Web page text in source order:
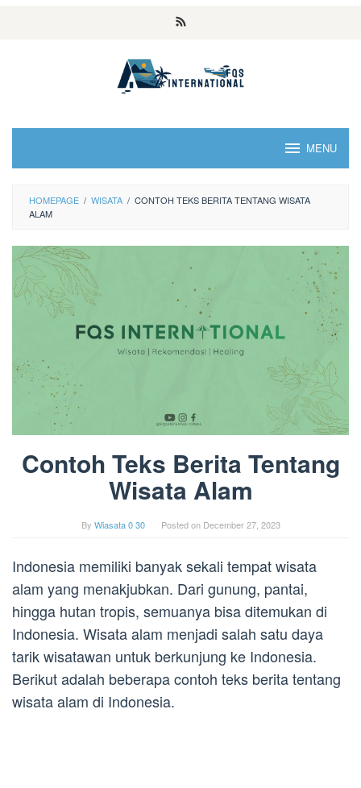
MENU
HOMEPAGE / WISATA / CONTOH TEKS BERITA TENTANG WISATA
ALAM
Contoh Teks Berita Tentang
Wisata Alam
By Wiasata 0 30 Posted on December 27, 2023
Indonesia memiliki banyak sekali tempat wisata
alam yang menakjubkan. Dari gunung, pantai,
hingga hutan tropis, semuanya bisa ditemukan di
Indonesia. Wisata alam menjadi salah satu daya
tarik wisatawan untuk berkunjung ke Indonesia.
Berikut adalah beberapa contoh teks berita tentang
wisata alam di Indonesia.